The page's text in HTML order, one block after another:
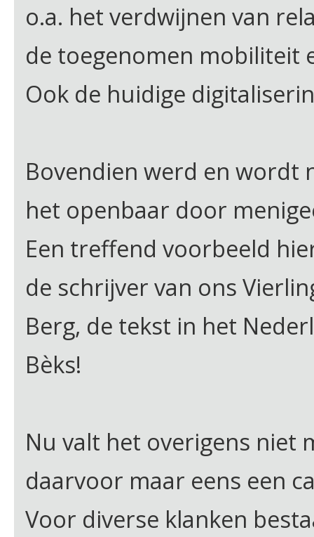
o.a. het verdwijnen van
de toegenomen mobiliteit
Ook de huidige
Bovendien werd en wordt
het openbaar door
Een treffend voorbeeld
de schrijver van ons
Berg, de tekst in het
Bèks!
Nu valt het overigens niet
daarvoor maar eens een
Voor diverse klanken